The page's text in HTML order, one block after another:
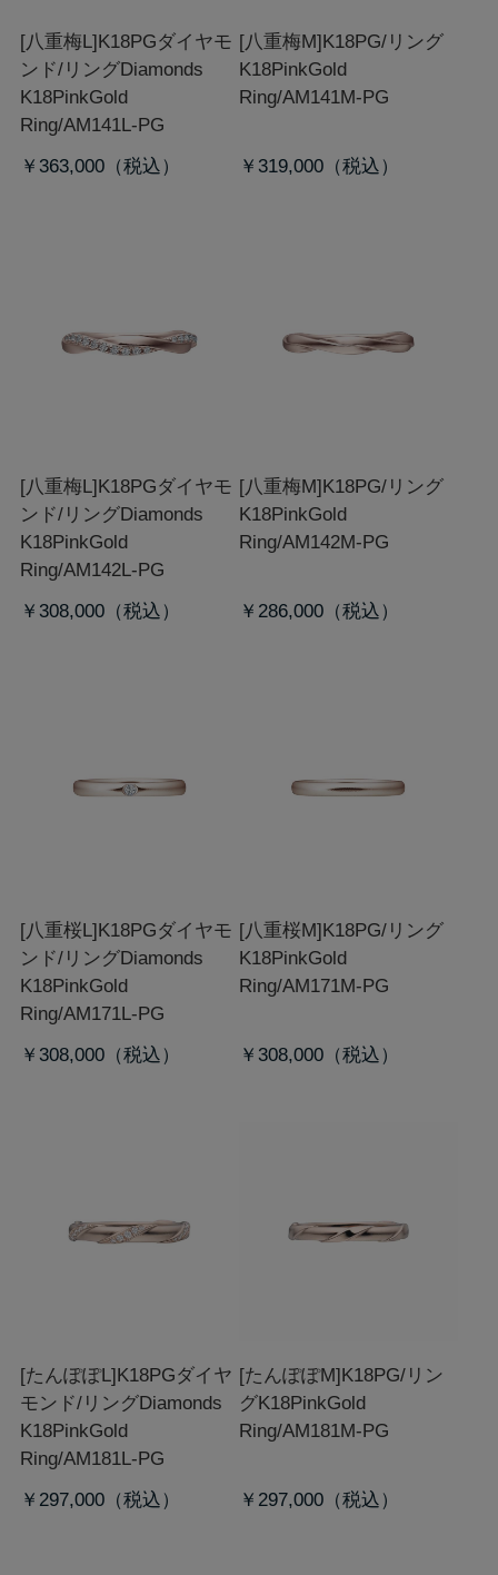
[八重梅L]K18PGダイヤモ
ンド/リングDiamonds
K18PinkGold
Ring/AM141L-PG
￥363,000
[八重梅M]K18PG/リング
K18PinkGold
Ring/AM141M-PG
￥319,000
[八重梅L]K18PGダイヤモ
ンド/リングDiamonds
K18PinkGold
Ring/AM142L-PG
￥308,000
[八重梅M]K18PG/リング
K18PinkGold
Ring/AM142M-PG
￥286,000
[八重桜L]K18PGダイヤモ
ンド/リングDiamonds
K18PinkGold
Ring/AM171L-PG
￥308,000
[八重桜M]K18PG/リング
K18PinkGold
Ring/AM171M-PG
￥308,000
[たんぽぽL]K18PGダイヤ
モンド/リングDiamonds
K18PinkGold
Ring/AM181L-PG
￥297,000
[たんぽぽM]K18PG/リン
グK18PinkGold
Ring/AM181M-PG
￥297,000